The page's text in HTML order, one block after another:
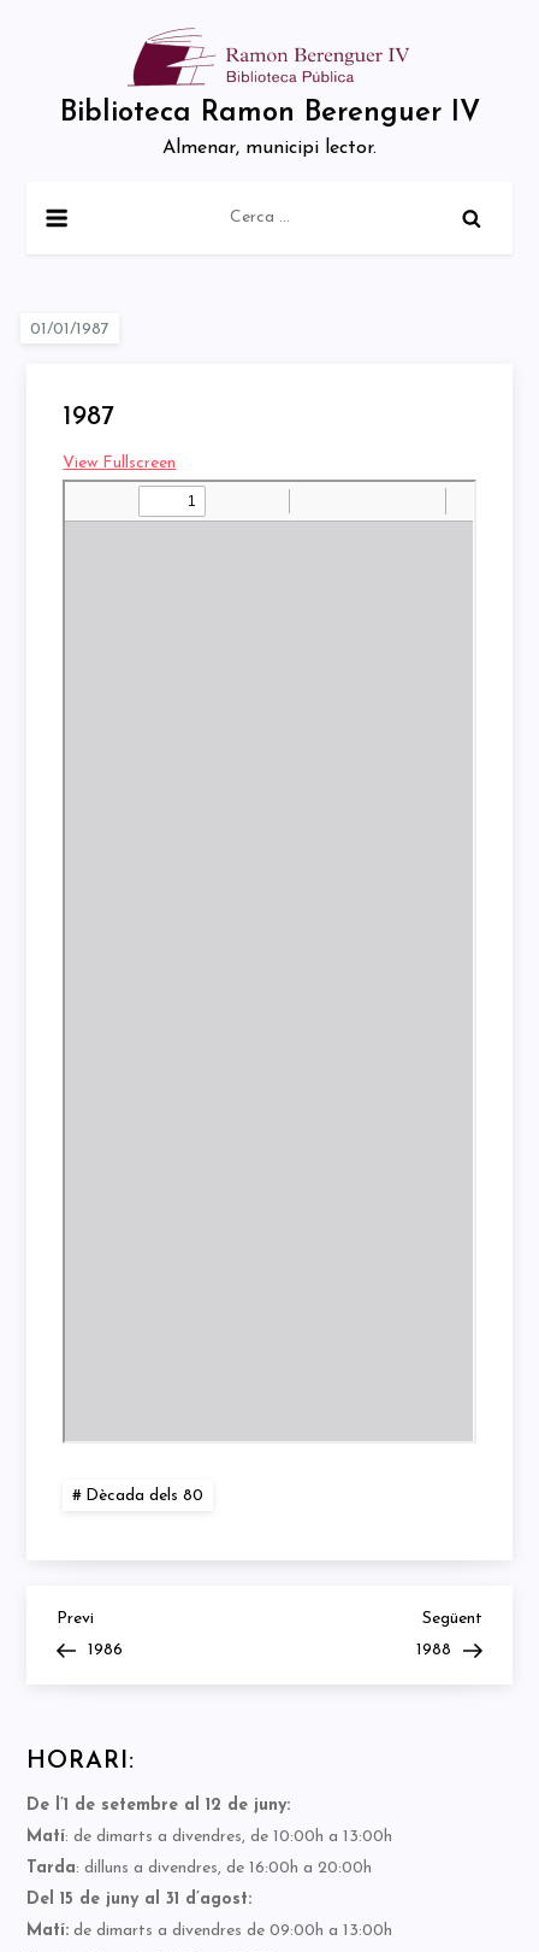
Biblioteca Ramon Berenguer IV
Almenar, municipi lector.
1987
View Fullscreen
Dècada dels 80
Navegació
d'entrades
Previous
Post
Previ
1986
Next
Post
Següent
1988
HORARI:
De l’1 de setembre al 12 de juny:
Matí: de dimarts a divendres, de 10:00h a 13:00h
Tarda: dilluns a divendres, de 16:00h a 20:00h
Del 15 de juny al 31 d’agost:
Matí: de dimarts a divendres de 09:00h a 13:00h